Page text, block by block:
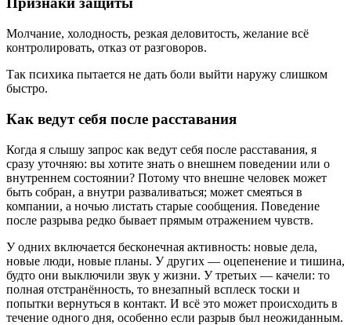
Молчание, холодность, резкая деловитость, желание всё
контролировать, отказ от разговоров.
Так психика пытается не дать боли выйти наружу слишком
быстро.
Как ведут себя после расставания
Когда я слышу запрос как ведут себя после расставания, я
сразу уточняю: вы хотите знать о внешнем поведении или о
внутреннем состоянии? Потому что внешне человек может
быть собран, а внутри разваливаться; может смеяться в
компании, а ночью листать старые сообщения. Поведение
после разрыва редко бывает прямым отражением чувств.
У одних включается бесконечная активность: новые дела,
новые люди, новые планы. У других — оцепенение и тишина,
будто они выключили звук у жизни. У третьих — качели: то
полная отстранённость, то внезапный всплеск тоски и
попытки вернуться в контакт. И всё это может происходить в
течение одного дня, особенно если разрыв был неожиданным.